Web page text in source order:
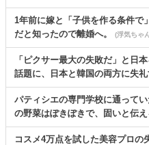
1年前に嫁と「子供を作る条件で
だと知ったので離婚へ。
(浮気ちゃ
「ピクサー最大の失敗だ」と日
話題に、日本と韓国の両方に失
パティシエの専門学校に通って
の野菜はぽきぽきで、固いと伝
コスメ4万点を試した美容プロの